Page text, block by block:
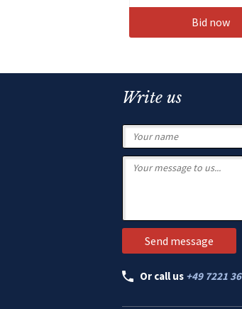
Bid now
Write us
Or call us +49 7221